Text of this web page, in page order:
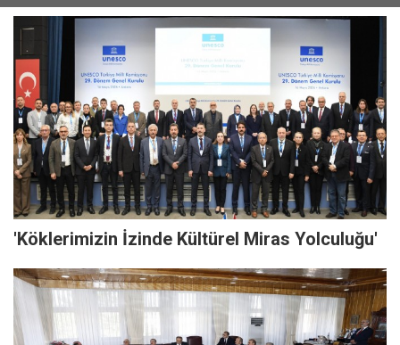
'Köklerimizin İzinde Kültürel Miras Yolculuğu'